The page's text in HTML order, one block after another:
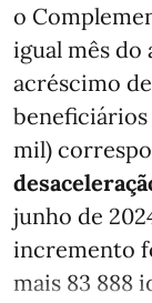
o
igual mês do
acréscimo
beneficiários
mil)
junho de
incremento
mais 83 888